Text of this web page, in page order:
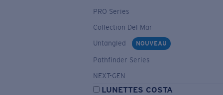
PRO Series
Collection Del Mar
Untangled
NOUVEAU
Pathfinder Series
NEXT-GEN
LUNETTES COSTA